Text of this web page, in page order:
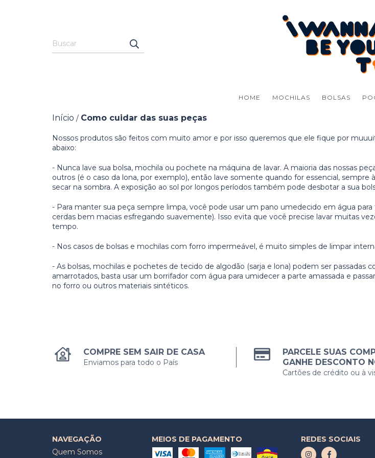
HOME MOCHILAS BOLSAS
Início / Como cuidar das suas peças
Nossos produtos são feitos com muito amor e por isso queremos que ele fique por
abaixo:
- Nunca lave sua bolsa, mochila ou pochete na máquina de lavar. A maioria das nossas
outros (é o caso da lona, por exemplo), então lave somente quando for essencial,
secar na sombra. A exposição ao sol por longos períodos também pode desbotar a sua
- Para manter sua peça sempre limpa, você pode usar um pano umedecido em água
cerdas bem macias esfregando suavemente). Isso evita que você precise lavar muitas
tempo.
- Nos casos de bolsas e mochilas com forro impermeável, é muito simples de limpar
- As bolsas, mochilas e pochetes de tecido de algodão (sarja e lona) podem ser
amarrotados, basta usar um borrifador com água para umidecer a parte amassada e
no forro ou outros materiais sintéticos.
COMPRE SEM SAIR DE CASA
Enviamos para todo o País
PARCELE SUAS
GANHE DESCONTO
Cartões de crédito ou à
NAVEGAÇÃO
Quem Somos
MEIOS DE PAGAMENTO REDES SOCIAIS